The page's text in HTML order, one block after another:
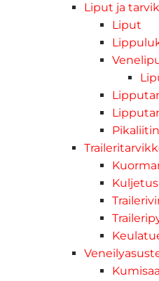
Liput ja
Liput
Pikaliitin